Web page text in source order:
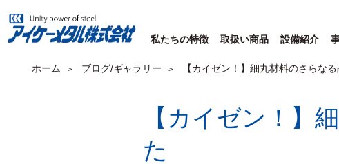
私たちの特徴 取扱い商品 設備紹介
ホーム ブログ/ギャラリー 【カイゼン！】細丸材料のさらな
【カイゼン！】
た